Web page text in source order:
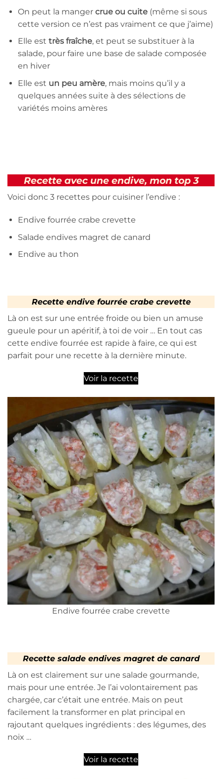
On peut la mangercrue ou cuite(même si sous
cette version ce n’est pas vraiment ce que j’aime)
Elle est très fraîche, et peut se substituer à la
salade, pour faire une base de salade composée
en hiver
Elle est un peu amère, mais moins qu’il y a
quelques années suite à des sélections de
variétés moins amères
Recette avec une endive, mon top 3
Voici donc 3 recettes pour cuisiner l’endive :
Endive fourrée crabe crevette
Salade endives magret de canard
Endive au thon
Recette endive fourrée crabe crevette
Là on est sur une entrée froide ou bien un amuse
gueule pour un apéritif, à toi de voir … En tout cas
cette endive fourrée est rapide à faire, ce qui est
parfait pour une recette à la dernière minute.
Voir la recette
Endive fourrée crabe crevette
Recette salade endives magret de canard
Là on est clairement sur une salade gourmande,
mais pour une entrée. Je l’ai volontairement pas
chargée, car c’était une entrée. Mais on peut
facilement la transformer en plat principal en
rajoutant quelques ingrédients : des légumes, des
noix …
Voir la recette